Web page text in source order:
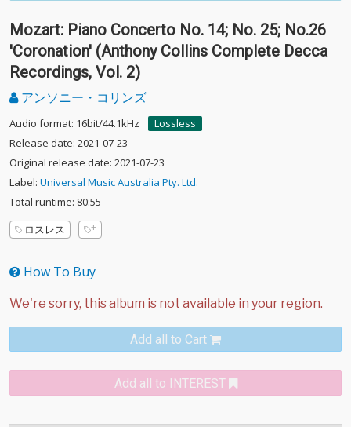
Mozart: Piano Concerto No. 14; No. 25; No.26
'Coronation' (Anthony Collins Complete Decca
Recordings, Vol. 2)
アンソニー・コリンズ
Audio format: 16bit/44.1kHz
Lossless
Release date: 2021-07-23
Original release date: 2021-07-23
Label: Universal Music Australia Pty. Ltd.
Total runtime: 80:55
ロスレス
How To Buy
Add all to Cart
Add all to INTEREST